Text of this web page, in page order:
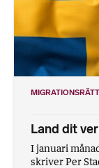
MIGRATIONSRÄTT
Land dit
I januari
skriver Per